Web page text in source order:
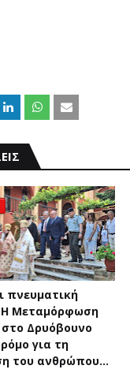
πνευματική
Η Μεταμόρφωση
Δρυόβουνο
για τη
του ανθρώπου...